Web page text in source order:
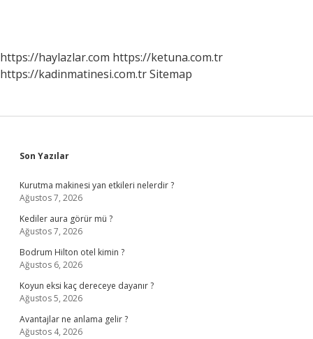
https://haylazlar.com https://ketuna.com.tr
https://kadinmatinesi.com.trSitemap
Sidebar
Son Yazılar
Kurutma makinesi yan etkileri nelerdir ?
Ağustos 7, 2026
Kediler aura görür mü ?
Ağustos 7, 2026
Bodrum Hilton otel kimin ?
Ağustos 6, 2026
Koyun eksi kaç dereceye dayanır ?
Ağustos 5, 2026
Avantajlar ne anlama gelir ?
Ağustos 4, 2026